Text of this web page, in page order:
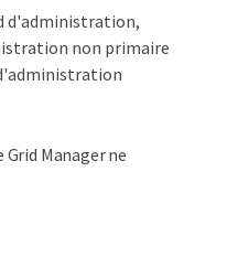
d'administration,
non primaire
Manager ne